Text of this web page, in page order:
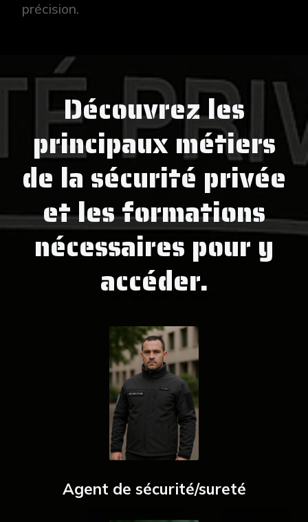
précision.
Découvrez les
principaux métiers
de la sécurité privée
et les formations
nécessaires pour y
accéder.
Agent de sécurité/sureté